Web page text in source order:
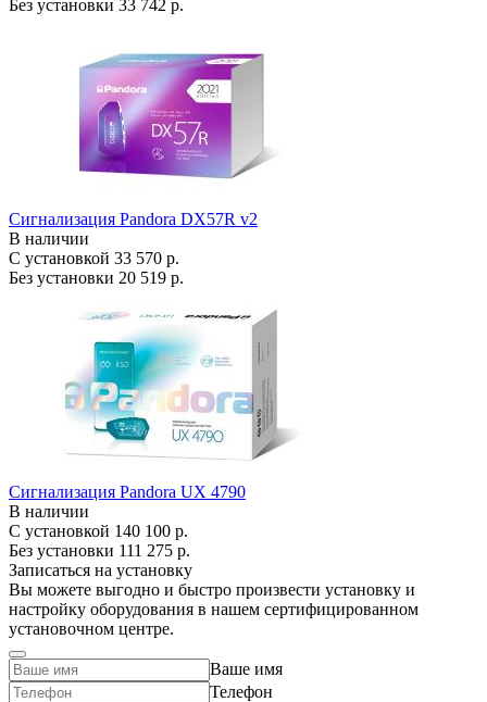
Без установки 33 742 р.
Сигнализация Pandora DX57R v2
В наличии
С установкой 33 570 р.
Без установки 20 519 р.
Сигнализация Pandora UX 4790
В наличии
С установкой 140 100 р.
Без установки 111 275 р.
Записаться на установку
Вы можете выгодно и быстро произвести установку и
настройку оборудования в нашем сертифицированном
установочном центре.
Ваше имя
Телефон